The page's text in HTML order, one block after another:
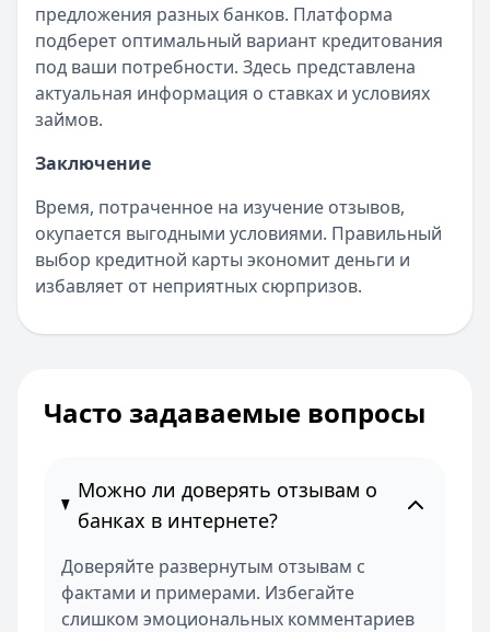
предложения разных банков. Платформа
подберет оптимальный вариант кредитования
под ваши потребности. Здесь представлена
актуальная информация о ставках и условиях
займов.
Заключение
Время, потраченное на изучение отзывов,
окупается выгодными условиями. Правильный
выбор кредитной карты экономит деньги и
избавляет от неприятных сюрпризов.
Часто задаваемые вопросы
Можно ли доверять отзывам о
банках в интернете?
Доверяйте развернутым отзывам с
фактами и примерами. Избегайте
слишком эмоциональных комментариев